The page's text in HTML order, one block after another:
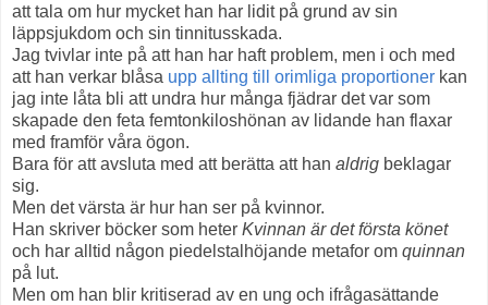
att tala om hur mycket han har lidit på grund av sin
läppsjukdom och sin tinnitusskada.
Jag tvivlar inte på att han har haft problem, men i och med
att han verkar blåsa upp allting till orimliga proportioner kan
jag inte låta bli att undra hur många fjädrar det var som
skapade den feta femtonkiloshönan av lidande han flaxar
med framför våra ögon.
Bara för att avsluta med att berätta att han aldrig beklagar
sig.
Men det värsta är hur han ser på kvinnor.
Han skriver böcker som heter Kvinnan är det första könet
och har alltid någon piedelstalhöjande metafor om quinnan
på lut.
Men om han blir kritiserad av en ung och ifrågasättande